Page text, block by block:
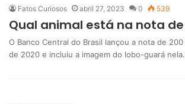
Fatos Curiosos abril 27, 2023 0 539
Qual animal está na nota
O Banco Central do Brasil lançou a nota de
de 2020 e incluiu a imagem do lobo-guará